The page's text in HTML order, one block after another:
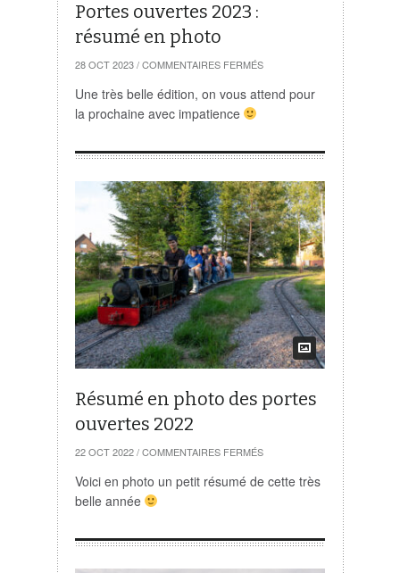
Portes ouvertes 2023 :
résumé en photo
28 OCT 2023 / COMMENTAIRES FERMÉSSUR
OUVERTES
2023
PHOTO
Une très belle édition, on vous attend pour
la prochaine avec impatience
Résumé en photo des portes
ouvertes 2022
22 OCT 2022 / COMMENTAIRES FERMÉSSUR
PHOTO
2022
Voici en photo un petit résumé de cette très
belle année